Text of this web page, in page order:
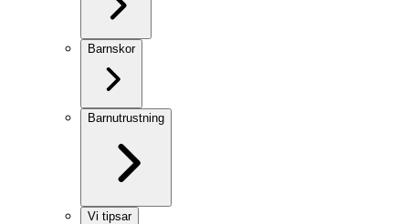
Barnskor
Barnutrustning
Vi tipsar